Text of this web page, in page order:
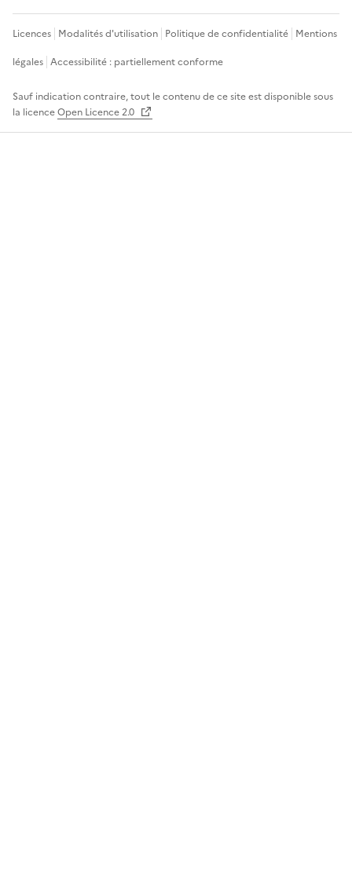
Licences Modalités d'utilisation Politique de confidentialité Mentions
légales Accessibilité : partiellement conforme
Sauf indication contraire, tout le contenu de ce site est disponible sous
la licenceOpen Licence 2.0